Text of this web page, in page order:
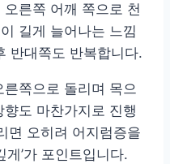
른쪽 어깨 쪽으로 천
길게 늘어나는 느낌
반대쪽도 반복합니다.
쪽으로 돌리며 목으
도 마찬가지로 진행
면 오히려 어지럼증을
게’가 포인트입니다.